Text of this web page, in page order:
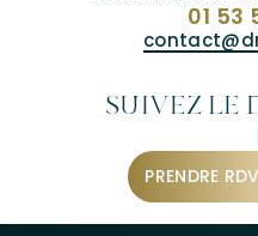
01 53
SUIVEZ LE
PRENDRE